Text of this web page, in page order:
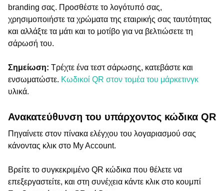
branding σας. Προσθέστε το λογότυπό σας,
χρησιμοποιήστε τα χρώματα της εταιρικής σας ταυτότητας
και αλλάξτε τα μάτι και το μοτίβο για να βελτιώσετε τη
σάρωσή του.
Σημείωση: Τρέχτε ένα τεστ σάρωσης, κατεβάστε και
ενσωματώστε. Κωδικοί QR στον τομέα του μάρκετινγκ
υλικά.
Ανακατεύθυνση του υπάρχοντος κώδικα QR
Πηγαίνετε στον πίνακα ελέγχου του λογαριασμού σας
κάνοντας κλικ στο My Account.
Βρείτε το συγκεκριμένο QR κώδικα που θέλετε να
επεξεργαστείτε, και στη συνέχεια κάντε κλικ στο κουμπί